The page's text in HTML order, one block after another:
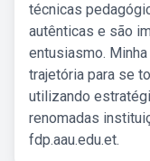
técnicas
autênticas e são
entusiasmo.
trajetória para se
utilizando
renomadas
fdp.aau.edu.et.